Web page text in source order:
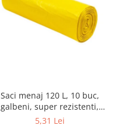
Saci menaj 120 L, 10 buc,
galbeni, super rezistenti,
LDPE
5,31 Lei